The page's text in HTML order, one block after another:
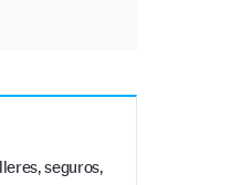
seguros,